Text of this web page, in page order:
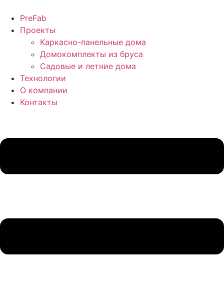
содержимому
PreFab
Проекты
Каркасно-панельные дома
Домокомплекты из бруса
Садовые и летние дома
Технологии
О компании
Контакты